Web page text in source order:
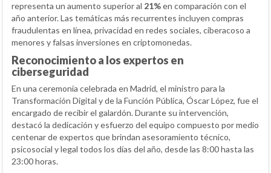
representa un aumento superior al 21%en comparación con el
año anterior. Las temáticas más recurrentes incluyen compras
fraudulentas en línea, privacidad en redes sociales, ciberacoso a
menores y falsas inversiones en criptomonedas.
Reconocimiento a los expertos en
ciberseguridad
En una ceremonia celebrada en Madrid, el ministro para la
Transformación Digital y de la Función Pública, Óscar López, fue el
encargado de recibir el galardón. Durante su intervención,
destacó la dedicación y esfuerzo del equipo compuesto por medio
centenar de expertos que brindan asesoramiento técnico,
psicosocial y legal todos los días del año, desde las 8:00 hasta las
23:00 horas.